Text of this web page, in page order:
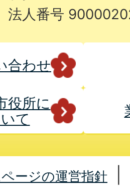
法人番号
合わせ
役所に
て
ージの運営指針